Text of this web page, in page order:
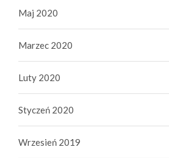
Maj 2020
Marzec 2020
Luty 2020
Styczeń 2020
Wrzesień 2019